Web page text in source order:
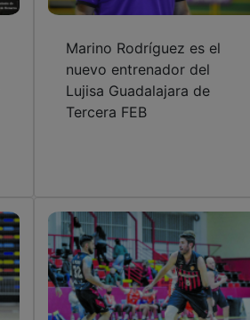
Marino Rodríguez es el
nuevo entrenador del
Lujisa Guadalajara de
Tercera FEB